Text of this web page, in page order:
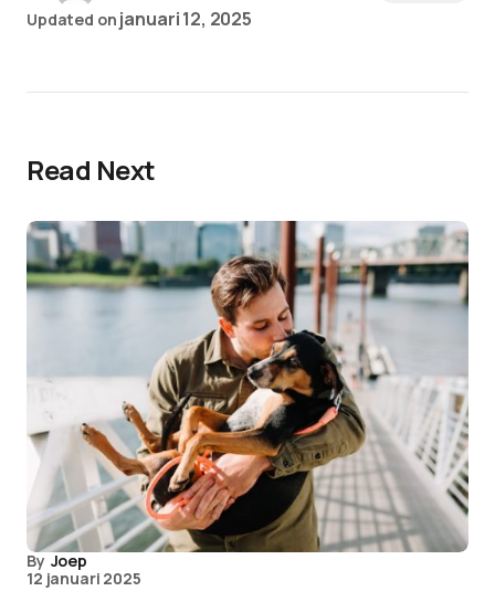
Updated on januari 12, 2025
Read Next
By Joep
12 januari 2025